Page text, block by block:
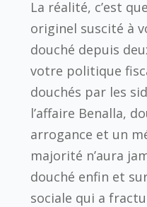
La réalité, c’est
originel suscité à
douché depuis
votre politique
douchés par les
l’affaire Benalla,
arrogance et un
majorité n’aura
douché enfin et
sociale qui a